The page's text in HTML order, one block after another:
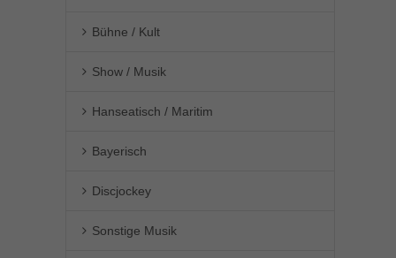
Bühne / Kult
Show / Musik
Hanseatisch / Maritim
Bayerisch
Discjockey
Sonstige Musik